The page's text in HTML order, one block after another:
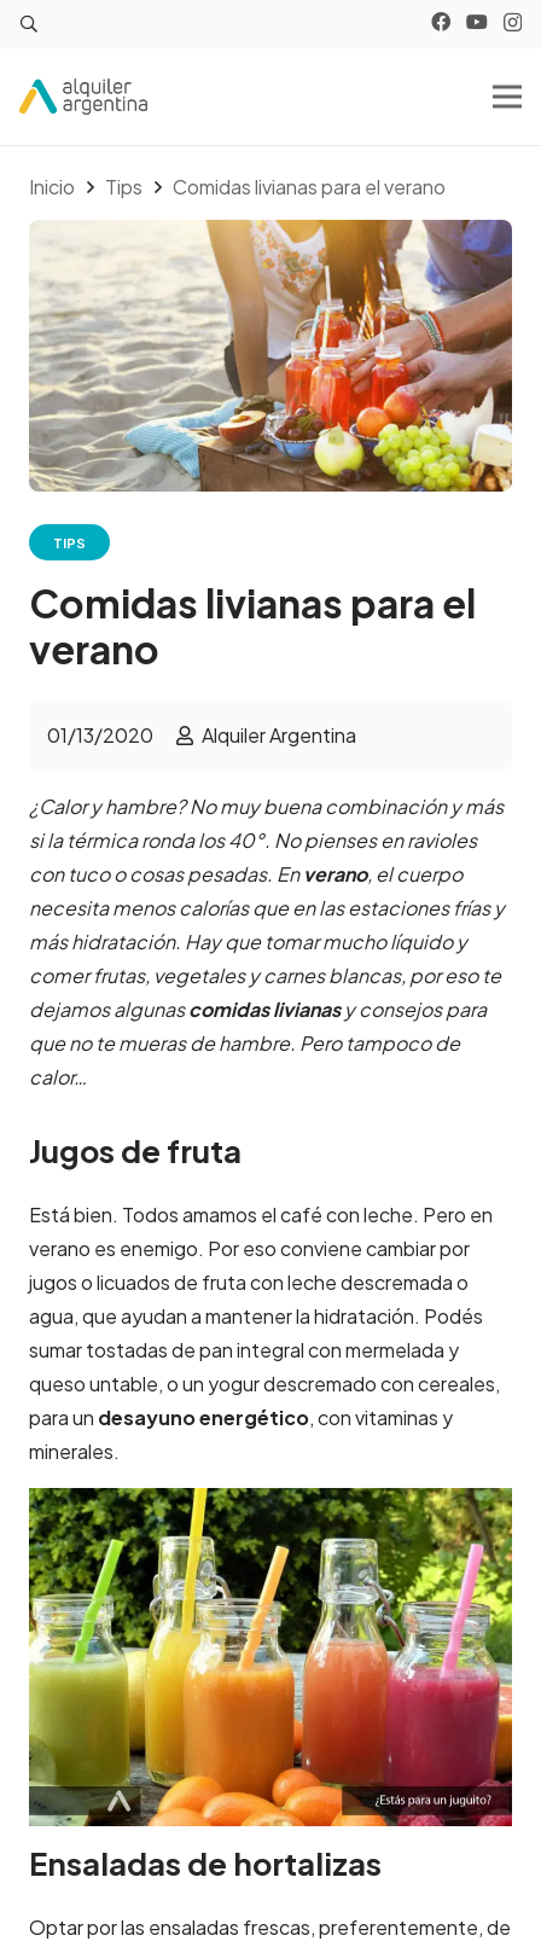
Inicio Tips Comidas livianas para el verano
TIPS
Comidas livianas para el
verano
01/13/2020 Alquiler Argentina
¿Calor y hambre? No muy buena combinación y más
si la térmica ronda los 40°. No pienses en ravioles
con tuco o cosas pesadas. Enverano, el cuerpo
necesita menos calorías que en las estaciones frías y
más hidratación. Hay que tomar mucho líquido y
comer frutas, vegetales y carnes blancas, por eso te
dejamos algunascomidas livianasy consejos para
que no te mueras de hambre. Pero tampoco de
calor…
Jugos de fruta
Está bien. Todos amamos el café con leche. Pero en
verano es enemigo. Por eso conviene cambiar por
jugos o licuados de fruta con leche descremada o
agua, que ayudan a mantener la hidratación. Podés
sumar tostadas de pan integral con mermelada y
queso untable, o un yogur descremado con cereales,
para un desayuno energético, con vitaminas y
minerales.
Ensaladas de hortalizas
Optar por las ensaladas frescas, preferentemente, de